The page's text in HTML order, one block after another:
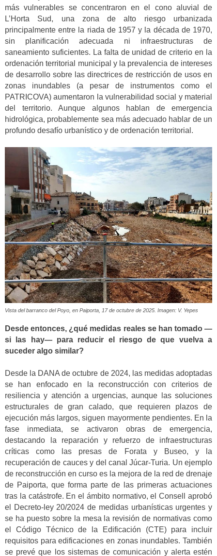
más vulnerables se concentraron en el cono aluvial de
L’Horta Sud, una zona de alto riesgo urbanizada
principalmente entre la riada de 1957 y la década de 1970,
sin planificación adecuada ni infraestructuras de
saneamiento suficientes. La falta de unidad de criterio en la
ordenación territorial municipal y la prevalencia de intereses
de desarrollo sobre las directrices de restricción de usos en
zonas inundables (a pesar de instrumentos como el
PATRICOVA) aumentaron la vulnerabilidad social y material
del territorio. Aunque algunos hablan de emergencia
hidrológica, probablemente sea más adecuado hablar de un
profundo desafío urbanístico y de ordenación territorial.
Vista del barranco del Poyo, en Paiporta, 17 de octubre de 2025. Imagen: V. Yepes
Desde entonces, ¿qué medidas reales se han tomado —
si las hay— para reducir el riesgo de que vuelva a
suceder algo similar?
Desde la DANA de octubre de 2024, las medidas adoptadas
se han enfocado en la reconstrucción con criterios de
resiliencia y atención a urgencias, aunque las soluciones
estructurales de gran calado, que requieren plazos de
ejecución más largos, siguen mayormente pendientes. En la
fase inmediata, se activaron obras de emergencia,
destacando la reparación y refuerzo de infraestructuras
críticas como las presas de Forata y Buseo, y la
recuperación de cauces y del canal Júcar-Turia. Un ejemplo
de reconstrucción en curso es la mejora de la red de drenaje
de Paiporta, que forma parte de las primeras actuaciones
tras la catástrofe. En el ámbito normativo, el Consell aprobó
el Decreto-ley 20/2024 de medidas urbanísticas urgentes y
se ha puesto sobre la mesa la revisión de normativas como
el Código Técnico de la Edificación (CTE) para incluir
requisitos para edificaciones en zonas inundables. También
se prevé que los sistemas de comunicación y alerta estén